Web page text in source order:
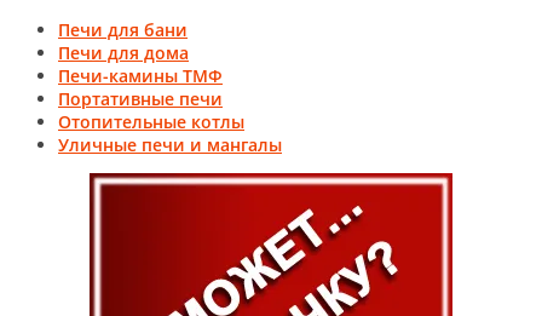
Печи для бани
Печи для дома
Печи-камины ТМФ
Портативные печи
Отопительные котлы
Уличные печи и мангалы